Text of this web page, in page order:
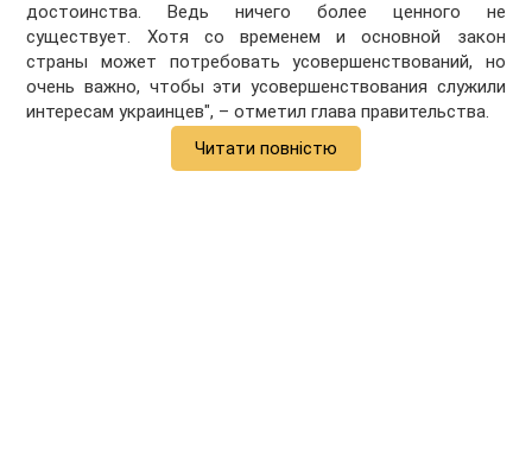
достоинства. Ведь ничего более ценного не
существует. Хотя со временем и основной закон
страны может потребовать усовершенствований, но
очень важно, чтобы эти усовершенствования служили
интересам украинцев", – отметил глава правительства.
Читати повністю